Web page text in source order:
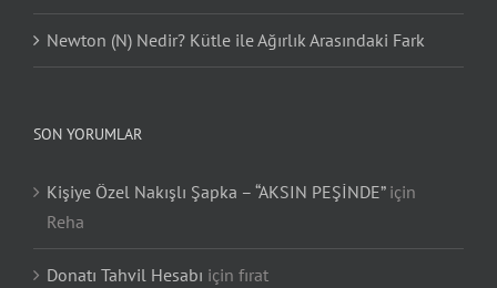
Newton (N) Nedir? Kütle ile Ağırlık Arasındaki Fark
SON YORUMLAR
Kişiye Özel Nakışlı Şapka – “AKSIN PEŞİNDE”için
Reha
Donatı Tahvil Hesabı için fırat